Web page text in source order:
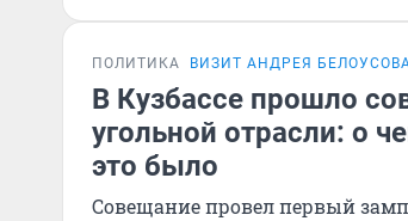
ПОЛИТИКА ВИЗИТ АНДРЕЯ
В Кузбассе прошло
угольной отрасли: о
это было
Совещание провел первый